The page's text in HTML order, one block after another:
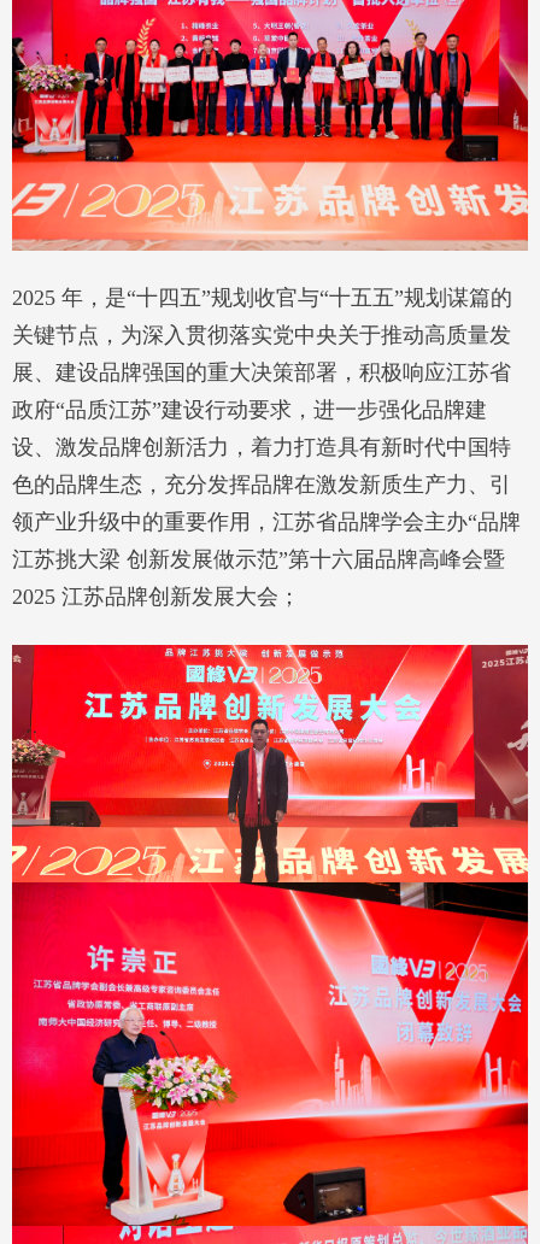
2025 年，是“十四五”规划收官与“十五五”规划谋篇的
关键节点，为深入贯彻落实党中央关于推动高质量发
展、建设品牌强国的重大决策部署，积极响应江苏省
政府“品质江苏”建设行动要求，进一步强化品牌建
设、激发品牌创新活力，着力打造具有新时代中国特
色的品牌生态，充分发挥品牌在激发新质生产力、引
领产业升级中的重要作用，江苏省品牌学会主办“品牌
江苏挑大梁 创新发展做示范”第十六届品牌高峰会暨
2025 江苏品牌创新发展大会；